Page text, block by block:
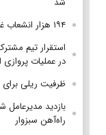
۱۹۴ هزار انشعاب غیرمجاز از شبکه برق جمع‌آوری شد
استقرار تیم
در عملیات پروازی
ظرفیت ریلی برای
بازدید
راه‌آهن سبزوار